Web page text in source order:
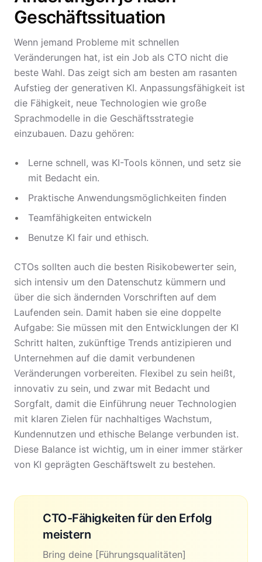
Geschäftssituation
Wenn jemand Probleme mit schnellen
Veränderungen hat, ist ein Job als CTO nicht die
beste Wahl. Das zeigt sich am besten am rasanten
Aufstieg der generativen KI. Anpassungsfähigkeit ist
die Fähigkeit, neue Technologien wie große
Sprachmodelle in die Geschäftsstrategie
einzubauen. Dazu gehören:
Lerne schnell, was KI-Tools können, und setz sie
mit Bedacht ein.
Praktische Anwendungsmöglichkeiten finden
Teamfähigkeiten entwickeln
Benutze KI fair und ethisch.
CTOs sollten auch die besten Risikobewerter sein,
sich intensiv um den Datenschutz kümmern und
über die sich ändernden Vorschriften auf dem
Laufenden sein. Damit haben sie eine doppelte
Aufgabe: Sie müssen mit den Entwicklungen der KI
Schritt halten, zukünftige Trends antizipieren und
Unternehmen auf die damit verbundenen
Veränderungen vorbereiten. Flexibel zu sein heißt,
innovativ zu sein, und zwar mit Bedacht und
Sorgfalt, damit die Einführung neuer Technologien
mit klaren Zielen für nachhaltiges Wachstum,
Kundennutzen und ethische Belange verbunden ist.
Diese Balance ist wichtig, um in einer immer stärker
von KI geprägten Geschäftswelt zu bestehen.
CTO-Fähigkeiten für den Erfolg
meistern
Bring deine [Führungsqualitäten]